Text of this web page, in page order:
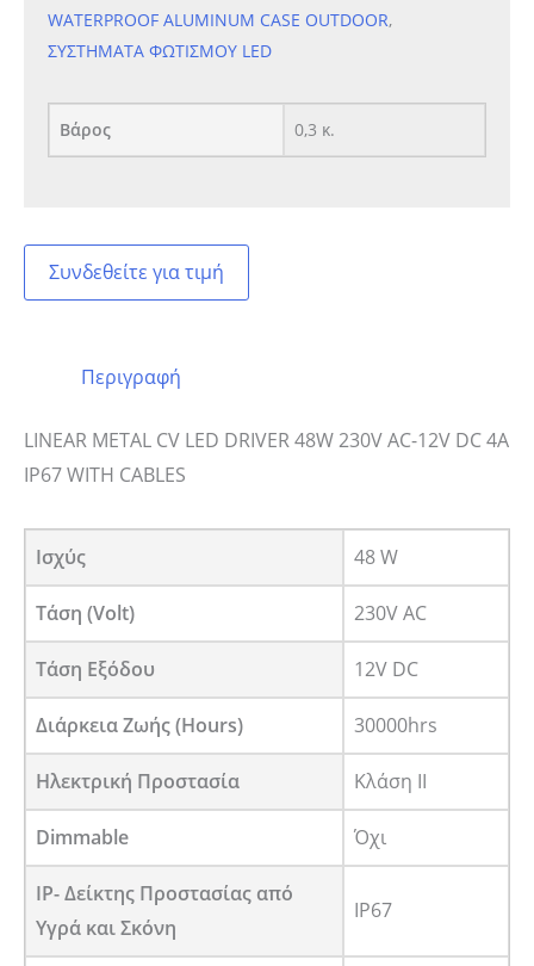
WATERPROOF ALUMINUM CASE OUTDOOR,
ΣΥΣΤΗΜΑΤΑ ΦΩΤΙΣΜΟΥ LED
Βάρος 0,3 κ.
Συνδεθείτε για τιμή
Περιγραφή
LINEAR METAL CV LED DRIVER 48W 230V AC-12V DC 4A
IP67 WITH CABLES
Ισχύς 48 W
Τάση (Volt) 230V AC
Τάση Εξόδου 12V DC
Διάρκεια Ζωής (Hours) 30000hrs
Ηλεκτρική Προστασία Κλάση ΙΙ
Dimmable Όχι
IP- Δείκτης Προστασίας από
Υγρά και Σκόνη
IP67